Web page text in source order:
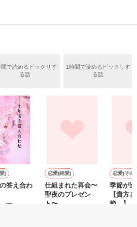
つづきの日々を過ごすかたわら、妻
ことで『しあわせが、しあわせを、
、気持ちをもっと上手に伝える、こ
」「ごめんなさい」「だいじょう
ど、大切な誰かに感謝や好意、励ま
さなテクニックについて解説すると
ことで自分自身を見つめるきっかけ
の伝え方」「自分らしさの磨き方」
作品を読む
間で読めるビックリす
る話
1時間で読めるビックリす
る話
)
答え合わ
著
恋愛(純愛)
仕組まれた再会〜
聖夜のプレゼン
ト〜
恋愛(その
季節が
【貴方
節。】